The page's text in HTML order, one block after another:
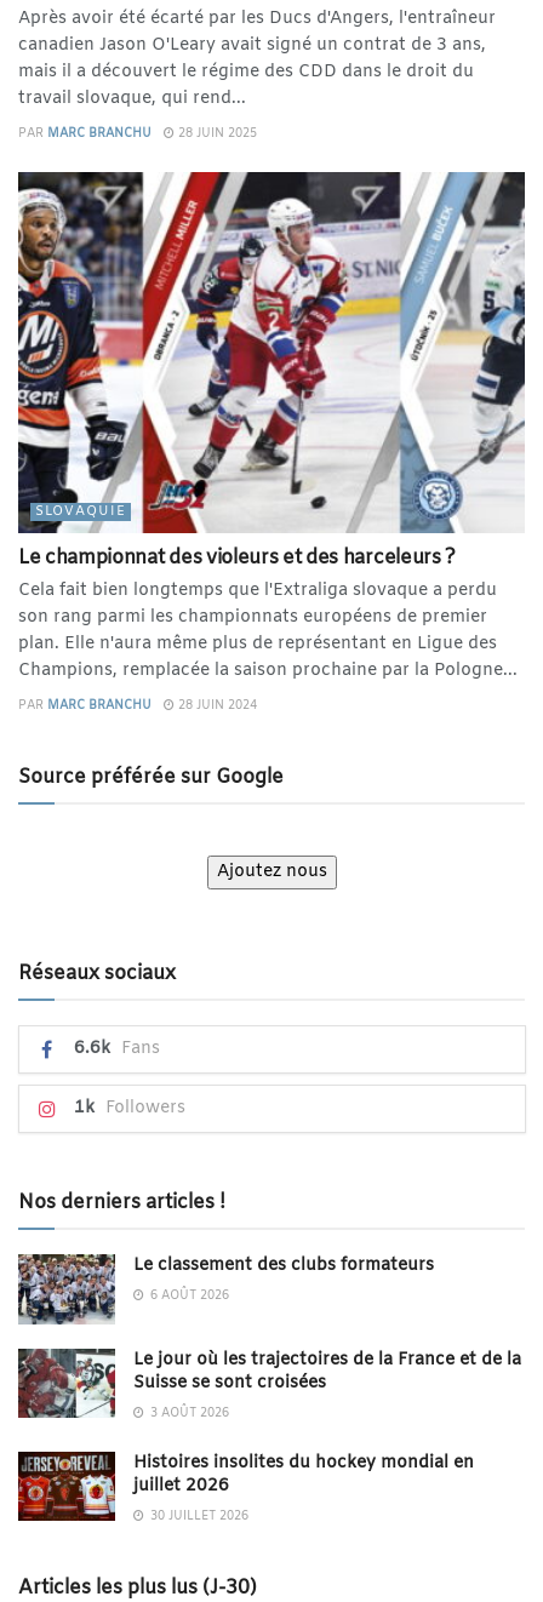
Après avoir été écarté par les Ducs d'Angers, l'entraîneur
canadien Jason O'Leary avait signé un contrat de 3 ans,
mais il a découvert le régime des CDD dans le droit du
travail slovaque, qui rend...
PAR MARC BRANCHU 28 JUIN 2025
SLOVAQUIE
Le championnat des violeurs et des harceleurs ?
Cela fait bien longtemps que l'Extraliga slovaque a perdu
son rang parmi les championnats européens de premier
plan. Elle n'aura même plus de représentant en Ligue des
Champions, remplacée la saison prochaine par la Pologne...
PAR MARC BRANCHU 28 JUIN 2024
Source préférée sur Google
Ajoutez nous
Réseaux sociaux
6.6k Fans
1k Followers
Nos derniers articles !
Le classement des clubs formateurs
6 AOÛT 2026
Le jour où les trajectoires de la France et de la
Suisse se sont croisées
3 AOÛT 2026
Histoires insolites du hockey mondial en
juillet 2026
30 JUILLET 2026
Articles les plus lus (J-30)